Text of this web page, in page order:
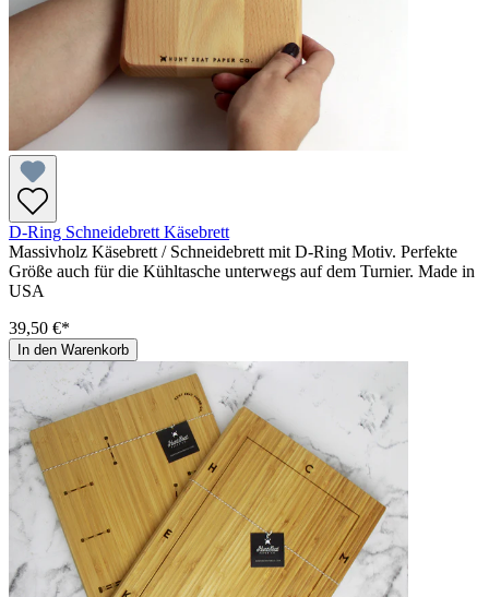
D-Ring Schneidebrett Käsebrett
Massivholz Käsebrett / Schneidebrett mit D-Ring Motiv. Perfekte
Größe auch für die Kühltasche unterwegs auf dem Turnier. Made in
USA
39,50 €*
In den Warenkorb